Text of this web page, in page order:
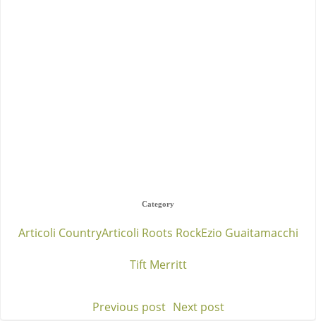
Category
Articoli CountryArticoli Roots RockEzio Guaitamacchi
Tift Merritt
Post
Previous post Post
Next post